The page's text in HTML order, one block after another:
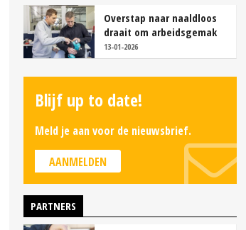
Overstap naar naaldloos
draait om arbeidsgemak
en diervriendelijkheid
13-01-2026
Blijf up to date!
Meld je aan voor de nieuwsbrief.
AANMELDEN
PARTNERS